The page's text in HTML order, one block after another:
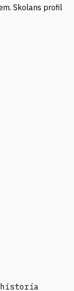
Skolans profil
historia